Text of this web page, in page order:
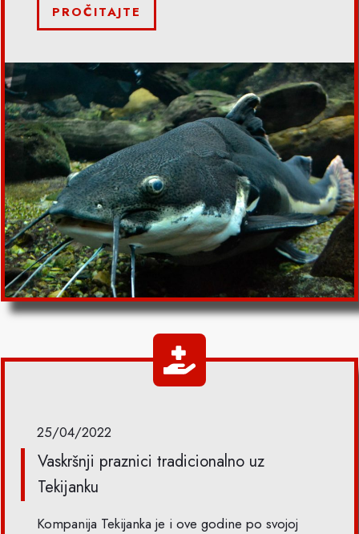
PROČITAJTE
25/04/2022
Vaskršnji praznici tradicionalno uz
Tekijanku
Kompanija Tekijanka je i ove godine po svojoj